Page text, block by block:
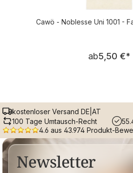
Cawö - Noblesse Uni 1001 -
ab5,50 €*
kostenloser Versand DE|AT
100 Tage Umtausch-Recht
4.6 aus 43.974 Produkt-
Newsletter